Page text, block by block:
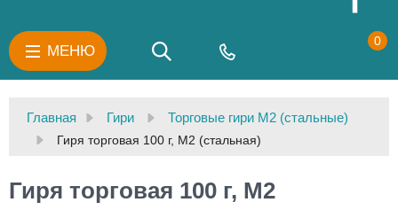
МЕНЮ
0
Главная Гири Торговые гири М2 (стальные)
Гиря торговая 100 г, М2 (стальная)
Гиря торговая 100 г, М2